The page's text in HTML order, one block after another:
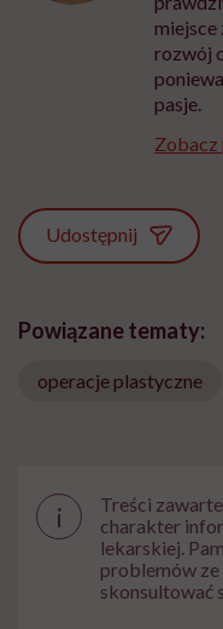
miejsce
rozwój
pasje.
Udostępnij
Powiązane tematy:
operacje plastyczne
i
Treści
charakter
lekarskiej.
problemów
skonsultować